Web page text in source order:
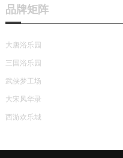
品牌矩阵
大唐浴乐园
三国浴乐园
武侠梦工场
大宋风华录
西游欢乐城